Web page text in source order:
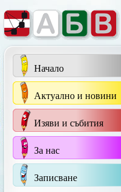
Начало
Актуално и новини
Изяви и събития
За нас
Записване